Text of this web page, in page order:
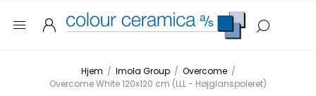
Hjem / Imola Group / Overcome /
Overcome White 120x120 cm (LLL - Højglanspoleret)